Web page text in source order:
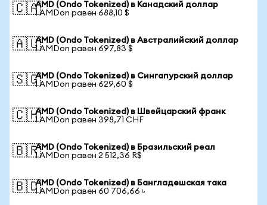
🇨🇦AMD (Ondo Tokenized) в Канадский доллар
1 AMDon равен 688,10 $
🇦🇺AMD (Ondo Tokenized) в Австралийский доллар
1 AMDon равен 697,83 $
🇸🇬AMD (Ondo Tokenized) в Сингапурский доллар
1 AMDon равен 629,60 $
🇨🇭AMD (Ondo Tokenized) в Швейцарский франк
1 AMDon равен 398,71 CHF
🇧🇷AMD (Ondo Tokenized) в Бразильский реал
1 AMDon равен 2 512,36 R$
🇧🇩AMD (Ondo Tokenized) в Бангладешская така
1 AMDon равен 60 706,66 ৳